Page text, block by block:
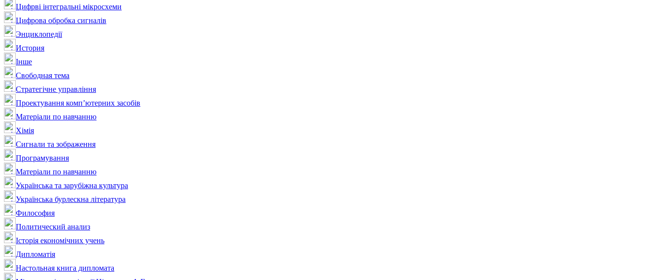
Цифрві інтегральні мікросхеми
Цифрова обробка сигналів
Энциклопедії
История
Інше
Свободная тема
Стратегічне управління
Проектування комп’ютерних засобів
Матеріали по навчанню
Хімія
Сигнали та зображення
Програмування
Матеріали по навчанню
Українська та зарубіжна культура
Українська бурлескна література
Философия
Политический анализ
Історія економічних учень
Дипломатія
Настольная книга дипломата